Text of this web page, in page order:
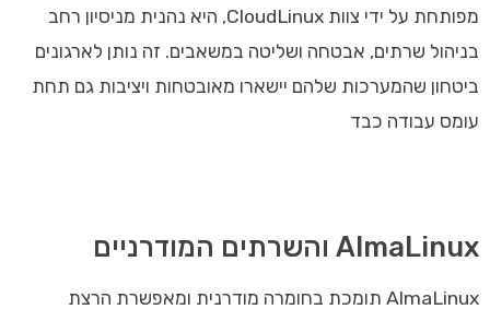
מפותחת על ידי צוות CloudLinux, היא נהנית מניסיון רחב
בניהול שרתים, אבטחה ושליטה במשאבים. זה נותן לארגונים
ביטחון שהמערכות שלהם יישארו מאובטחות ויציבות גם תחת
עומס עבודה כבד
AlmaLinux והשרתים המודרניים
AlmaLinux תומכת בחומרה מודרנית ומאפשרת הרצת